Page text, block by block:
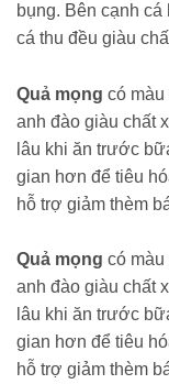
bụng. Bên cạnh
cá thu đều giàu
Quả mọng có màu
anh đào giàu chất
lâu khi ăn trước
gian hơn để tiêu
hỗ trợ giảm thèm
Quả mọng có màu
anh đào giàu chất
lâu khi ăn trước
gian hơn để tiêu
hỗ trợ giảm thèm